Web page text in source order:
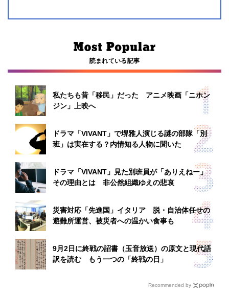
読まれている記事
私たちも昔「移民」だった アニメ映画「ニホン
ジン」上映へ
ドラマ「VIVANT」で堺雅人演じる謎の部隊「別
班」は実在する？内情知る人物に聞いた
ドラマ「VIVANT」見た別班員が「ありえねー」
その理由とは 非公然組織ゆえの悲哀
災害対応「先進国」イタリア 脱・自治体任せの
避難所運営、被災者への温かい食事も
9月2日に終戦の詔書（玉音放送）の原文と現代語
訳を読む もう一つの「終戦の日」
Recommended by